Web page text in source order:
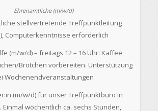
stellvertretende Treffpunktleitung
Computerkenntnisse erforderlich
(m/w/d) – freitags 12 – 16 Uhr: Kaffee
Brötchen vorbereiten. Unterstützung
Wochenendveranstaltungen
(m/w/d) für unser Treffpunktbüro in
Einmal wöchentlich ca. sechs Stunden,